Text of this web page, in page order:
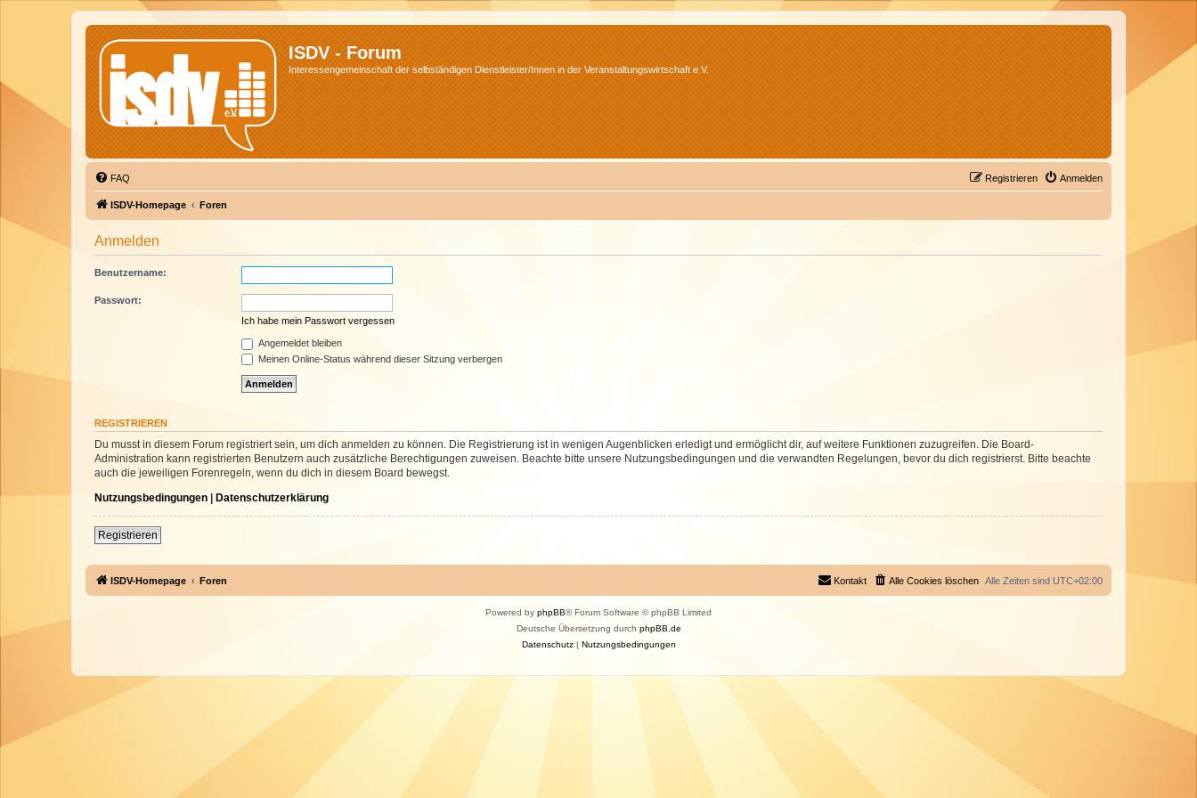
ISDV - Forum
Interessengemeinschaft der selbständigen Dienstleister/Innen in der Veranstaltungswirtschaft e.V.
FAQ Anmelden
Registrieren
ISDV-Homepage Foren
Anmelden
Benutzername:
Passwort:
Ich habe mein Passwort vergessen
Angemeldet bleiben
Meinen Online-Status während dieser Sitzung verbergen
REGISTRIEREN
Du musst in diesem Forum registriert sein, um dich anmelden zu können. Die Registrierung ist in wenigen Augenblicken erledigt und ermöglicht dir, auf weitere Funktionen zuzugreifen. Die Board-
Administration kann registrierten Benutzern auch zusätzliche Berechtigungen zuweisen. Beachte bitte unsere Nutzungsbedingungen und die verwandten Regelungen, bevor du dich registrierst. Bitte beachte
auch die jeweiligen Forenregeln, wenn du dich in diesem Board bewegst.
Nutzungsbedingungen | Datenschutzerklärung
Registrieren
ISDV-Homepage Foren Alle Zeiten sind UTC+02:00
Alle Cookies löschen
Kontakt
Powered by phpBB® Forum Software © phpBB Limited
Deutsche Übersetzung durch phpBB.de
Datenschutz| Nutzungsbedingungen